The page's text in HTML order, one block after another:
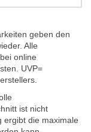
geben den
Alle
online
UVP=
ist nicht
ergibt die maximale